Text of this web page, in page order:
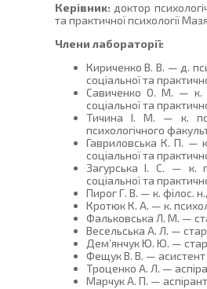
Керівник: доктор
та практичної психології
Члени лабораторії:
Кириченко В. В. — д.
соціальної та
Савиченко О. М. — к.
соціальної та
Тичина І. М. — к.
психологічного
Гавриловська К. П. —
соціальної та
Загурська І. С. — к.
соціальної та
Пирог Г. В. — к. філос.
Кротюк К. А. — к.
Фальковська Л. М. —
Весельська А. Л. —
Дем’янчук Ю. Ю. —
Фещук В. В. — асистент
Троценко А. Л. —
Марчук А. П. —